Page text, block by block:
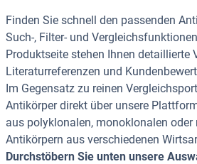
Finden Sie schnell den passenden
Such-, Filter- und
Produktseite stehen Ihnen detaillierte
Literaturreferenzen und
Im Gegensatz zu reinen
Antikörper direkt über unsere
aus polyklonalen, monoklonalen oder
Antikörpern aus verschiedenen
Durchstöbern Sie unten unsere